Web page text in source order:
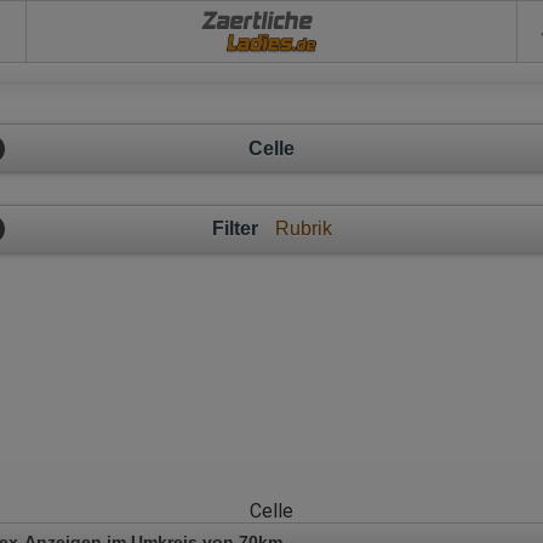
Zaertliche
Celle
Filter Rubrik
Celle